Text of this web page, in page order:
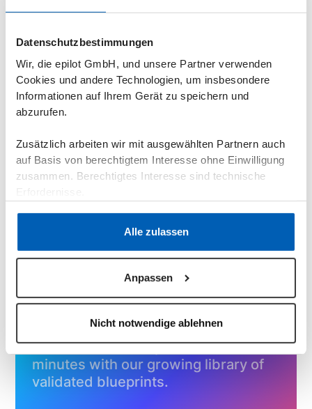
Datenschutzbestimmungen
Wir, die epilot GmbH, und unsere Partner verwenden
Cookies und andere Technologien, um insbesondere
Informationen auf Ihrem Gerät zu speichern und
abzurufen.
Zusätzlich arbeiten wir mit ausgewählten Partnern auch
auf Basis von berechtigtem Interesse ohne Einwilligung
zusammen. Berechtigtes Interesse sind technische
Alle zulassen
Anpassen
Nicht notwendige ablehnen
Get a live demo
you. Because nobody likes inefficient processes. Not
employees, partners or customers.
Flexible & expandable in stages
GDPR compliant
No programming knowledge required
Learn how to set up full use casesin
minutes with our growing library of
validated blueprints.